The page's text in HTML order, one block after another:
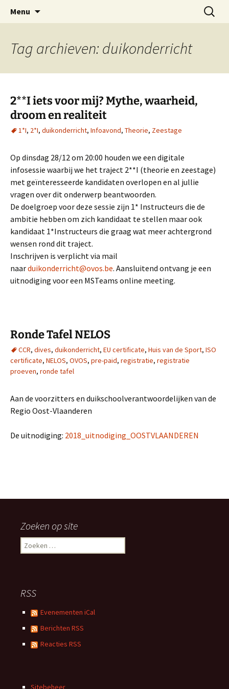
inhoud
OVOS
Oost-Vlaamse Vereniging voor
Onderwateronderzoek en -Sport
Menu
Zoeken
naar:
Tag archieven: duikonderricht
2**I iets voor mij? Mythe, waarheid,
droom en realiteit
1*I, 2*I, duikonderricht, Infoavond, Theorie, Zeestage
Op dinsdag 28/12 om 20:00 houden we een digitale
infosessie waarbij we het traject 2**I (theorie en zeestage)
met geïnteresseerde kandidaten overlopen en al jullie
vragen over dit onderwerp beantwoorden.
De doelgroep voor deze sessie zijn 1* Instructeurs die de
ambitie hebben om zich kandidaat te stellen maar ook
kandidaat 1*Instructeurs die graag wat meer achtergrond
wensen rond dit traject.
Inschrijven is verplicht via mail
naarduikonderricht@ovos.be. Aansluitend ontvang je een
uitnodiging voor een MSTeams online meeting.
Ronde Tafel NELOS
CCR, dives, duikonderricht, EU certificate, Huis van de Sport, ISO
certificate, NELOS, OVOS, pre-paid, registratie, registratie
proeven, ronde tafel
Aan de voorzitters en duikschoolverantwoordelijken van de
Regio Oost-Vlaanderen
De uitnodiging: 2018_uitnodiging_OOSTVLAANDEREN
Zoeken op site
Zoeken
naar:
RSS
Evenementen iCal
Berichten RSS
Reacties RSS
Sitebeheer